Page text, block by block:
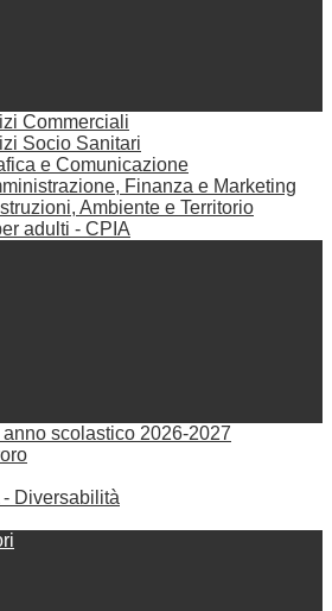
Commerciali
Socio Sanitari
e Comunicazione
Finanza e Marketing
Ambiente e Territorio
adulti - CPIA
scolastico 2026-2027
Diversabilità